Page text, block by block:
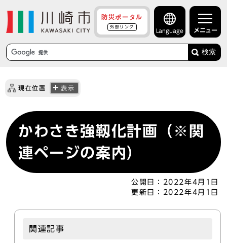
防災ポータル
外部リンク
Language メニュー
検索
現在位置 表示
かわさき強靱化計画（※関
連ページの案内）
公開日：
2022年4月1日
更新日：
2022年4月1日
関連記事